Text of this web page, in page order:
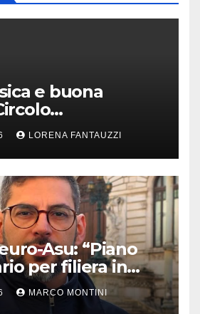
e buona
di Gazzada si
LORENA FANTAUZZI
Asu: “Piano
per filiera in
da Regione e
MARCO MONTINI